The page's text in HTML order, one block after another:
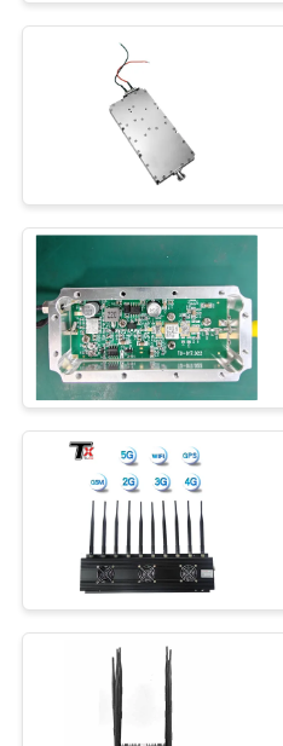
ΖΗΤΉΣΤΕ
ΈΝΑ
ΑΠΌΣΠΑΣΜΑ
SITEMAP
PRIVACY
POLICY